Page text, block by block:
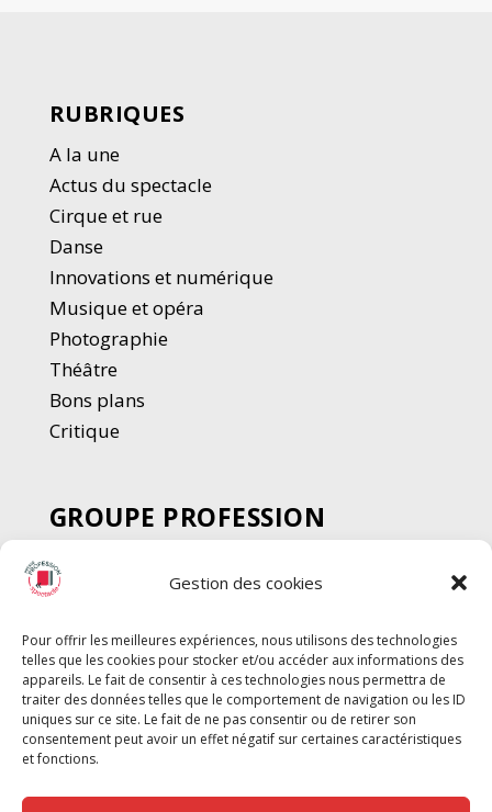
Gestion des cookies
Pour offrir les meilleures expériences, nous utilisons des technologies
telles que les cookies pour stocker et/ou accéder aux informations des
appareils. Le fait de consentir à ces technologies nous permettra de
traiter des données telles que le comportement de navigation ou les ID
uniques sur ce site. Le fait de ne pas consentir ou de retirer son
consentement peut avoir un effet négatif sur certaines caractéristiques
et fonctions.
RUBRIQUES
A la une
Actus du spectacle
Cirque et rue
Danse
Innovations et numérique
Musique et opéra
Photographie
Théâtre
Bons plans
Critique
GROUPE PROFESSION
SPECTACLE
Chèque Intermittents
Chèque Compta
Chèque Emploi Spectacle
G-Pods
Profession Audio-visuel